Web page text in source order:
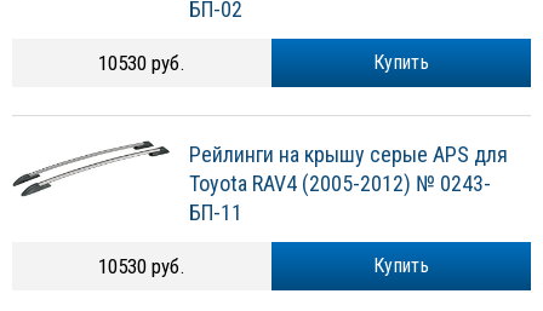
БП-02
Купить
10530 руб.
Рейлинги на крышу серые APS для
Toyota RAV4 (2005-2012) № 0243-
БП-11
Купить
10530 руб.